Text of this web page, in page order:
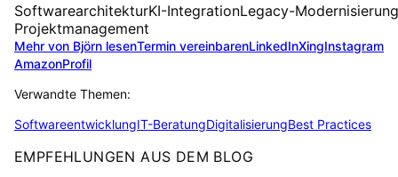
SoftwarearchitekturKI-IntegrationLegacy-Modernisierung
Projektmanagement
Mehr von Björn lesenTermin vereinbarenLinkedInXingInstagram
AmazonProfil
Verwandte Themen:
SoftwareentwicklungIT-BeratungDigitalisierungBest Practices
EMPFEHLUNGEN AUS DEM BLOG